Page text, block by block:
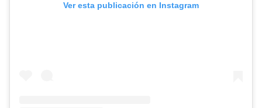
Ver esta publicación en Instagram